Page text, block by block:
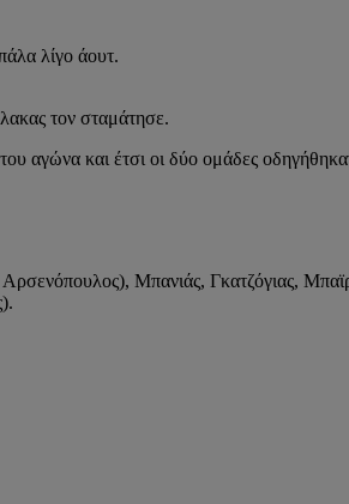
λίγο άουτ.
τον σταμάτησε.
αγώνα και έτσι οι δύο ομάδες
Μπανιάς, Γκατζόγιας,